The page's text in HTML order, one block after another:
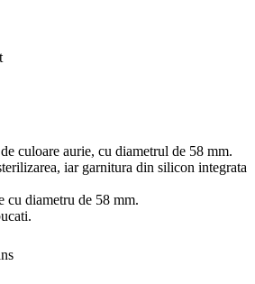
culoare aurie, cu diametrul de 58 mm.
iar garnitura din silicon integrata
cu diametru de 58 mm.